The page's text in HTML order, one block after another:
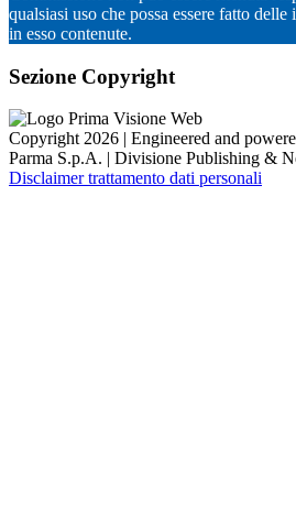
qualsiasi uso che possa essere fatto
in esso contenute.
Sezione Copyright
Copyright 2026 | Engineered and
Parma S.p.A. | Divisione Publishing &
Disclaimer trattamento dati personali